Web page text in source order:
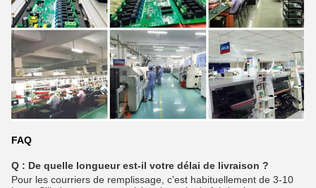
FAQ
Q : De quelle longueur est-il votre délai de livraison ?
Pour les courriers de remplissage, c'est habituellement de 3-10